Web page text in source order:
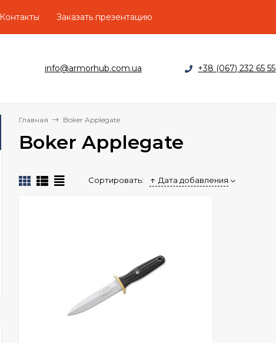
Контакты Заказать презентацию
info@armorhub.com.ua +38 (067) 232 65 55
Главная Boker Applegate
Boker Applegate
Сортировать: Дата добавления